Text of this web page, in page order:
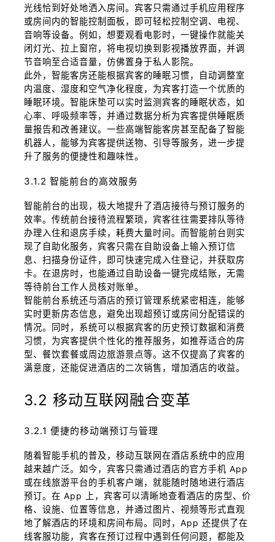
光线恰到好处地洒入房间。宾客只需通过手机应用程序
或房间内的智能控制面板，即可轻松控制空调、电视、
音响等设备。例如，想要观看电影时，一键操作就能关
闭灯光、拉上窗帘，将电视切换到影视播放界面，并调
节音响至合适音量，仿佛置身于私人影院。
此外，智能客房还能根据宾客的睡眠习惯，自动调整室
内温度、湿度和空气净化程度，为宾客打造一个优质的
睡眠环境。智能床垫可以实时监测宾客的睡眠状态，如
心率、呼吸频率等，并通过数据分析为宾客提供睡眠质
量报告和改善建议。一些高端智能客房甚至配备了智能
机器人，能够为宾客提供送物、引导等服务，进一步提
升了服务的便捷性和趣味性。
3.1.2 智能前台的高效服务
智能前台的出现，极大地提升了酒店接待与预订服务的
效率。传统前台接待流程繁琐，宾客往往需要排队等待
办理入住和退房手续，耗费大量时间。而智能前台则实
现了自助化服务，宾客只需在自助设备上输入预订信
息、扫描身份证件，即可快速完成入住登记，并获取房
卡。在退房时，也能通过自助设备一键完成结账，无需
等待前台工作人员核对账单。
智能前台系统还与酒店的预订管理系统紧密相连，能够
实时更新房态信息，避免出现超预订或房间分配错误的
情况。同时，系统可以根据宾客的历史预订数据和消费
习惯，为宾客提供个性化的推荐服务，如推荐适合的房
型、餐饮套餐或周边旅游景点等。这不仅提高了宾客的
满意度，还能促进酒店的二次销售，增加酒店的收益。
3.2 移动互联网融合变革
3.2.1 便捷的移动端预订与管理
随着智能手机的普及，移动互联网在酒店系统中的应用
越来越广泛。如今，宾客只需通过酒店的官方手机 App
或在线旅游平台的手机客户端，就能随时随地进行酒店
预订。在 App 上，宾客可以清晰地查看酒店的房型、价
格、设施、位置等信息，并通过图片、视频等形式直观
地了解酒店的环境和房间布局。同时，App 还提供了在
线客服功能，宾客在预订过程中遇到任何问题，都能及